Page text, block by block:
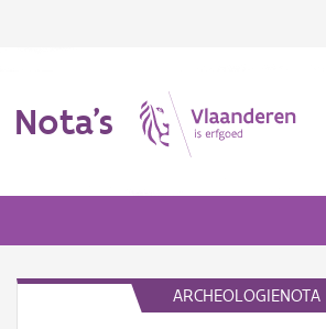
Nota's
ARCHEOLOGIENOTA